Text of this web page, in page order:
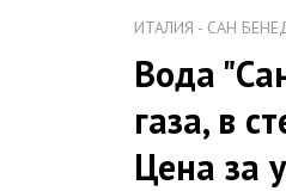
ИТАЛИЯ - САН
Вода
газа, в
Цена за